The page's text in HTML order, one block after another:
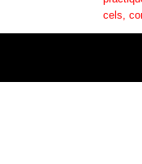
cels,